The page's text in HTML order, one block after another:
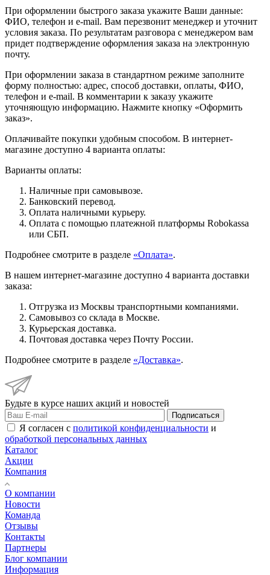
При оформлении быстрого заказа укажите Ваши данные:
ФИО, телефон и e-mail. Вам перезвонит менеджер и уточнит
условия заказа. По результатам разговора с менеджером вам
придет подтверждение оформления заказа на электронную
почту.
При оформлении заказа в стандартном режиме заполните
форму полностью: адрес, способ доставки, оплаты, ФИО,
телефон и e-mail. В комментарии к заказу укажите
уточняющую информацию. Нажмите кнопку «Оформить
заказ».
Оплачивайте покупки удобным способом. В интернет-
магазине доступно 4 варианта оплаты:
Варианты оплаты:
Наличные при самовывозе.
Банковский перевод.
Оплата наличными курьеру.
Оплата с помощью платежной платформы Robokassa
или СБП.
Подробнее смотрите в разделе «Оплата».
В нашем интернет-магазине доступно 4 варианта доставки
заказа:
Отгрузка из Москвы транспортными компаниями.
Самовывоз со склада в Москве.
Курьерская доставка.
Почтовая доставка через Почту России.
Подробнее смотрите в разделе «Доставка».
Будьте в курсе наших акций и новостей
Подписаться
Я согласен с политикой конфиденциальности и
обработкой персональных данных
Каталог
Акции
Компания
О компании
Новости
Команда
Отзывы
Контакты
Партнеры
Блог компании
Информация